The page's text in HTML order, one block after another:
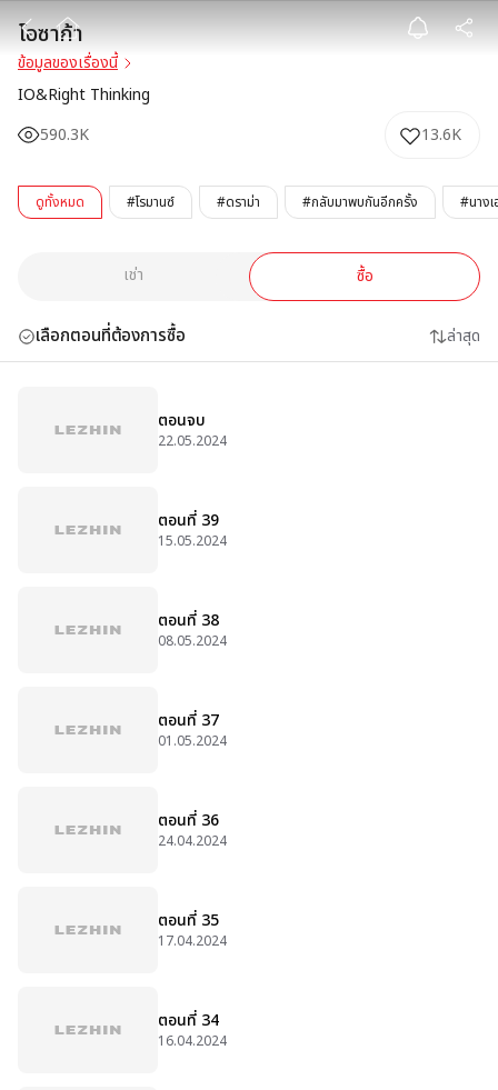
โอซาก้า
โอซาก้า
ข้อมูลของเรื่องนี้
IO&Right Thinking
590.3K
13.6K
ดูทั้งหมด #โรมานซ์ #ดราม่า #กลับมาพบกันอีกครั้ง #นางเ
เช่า ซื้อ
เลือกตอนที่ต้องการซื้อ ล่าสุด
ตอนจบ
22.05.2024
ตอนที่ 39
15.05.2024
ตอนที่ 38
08.05.2024
ตอนที่ 37
01.05.2024
ตอนที่ 36
24.04.2024
ตอนที่ 35
17.04.2024
ตอนที่ 34
16.04.2024